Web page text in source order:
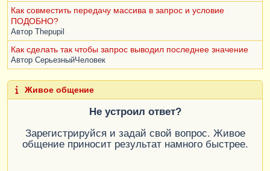
Как совместить передачу массива в запрос и условие
ПОДОБНО?
Автор Thepupil
Как сделать так чтобы запрос выводил последнее значение
Автор СерьезныйЧеловек
Живое общение
Не устроил ответ?
Зарегистрируйся и задай свой вопрос. Живое
общение приносит результат намного быстрее.